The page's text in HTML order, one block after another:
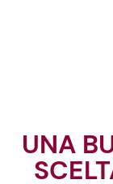
UNA BUONA SPESA È UNA